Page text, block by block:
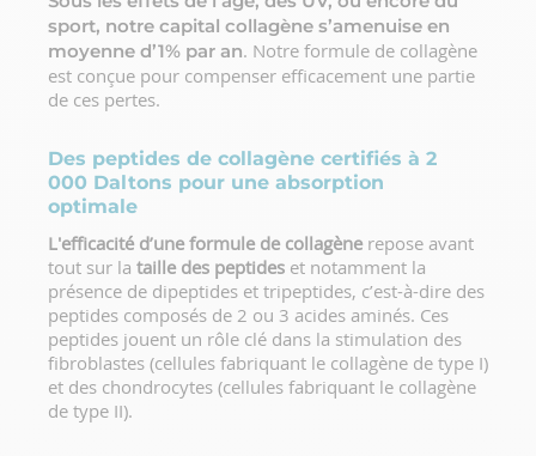
sport, notre capital collagène s’amenuise en
moyenne d’1% par an. Notre formule de collagène
est conçue pour compenser efficacement une partie
de ces pertes.
Des peptides de collagène certifiés à 2
000 Daltons pour une absorption
optimale
L'efficacité d’une formule de collagène repose avant
tout sur la taille des peptides et notamment la
présence de dipeptides et tripeptides, c’est-à-dire des
peptides composés de 2 ou 3 acides aminés. Ces
peptides jouent un rôle clé dans la stimulation des
fibroblastes (cellules fabriquant le collagène de type I)
et des chondrocytes (cellules fabriquant le collagène
de type II).